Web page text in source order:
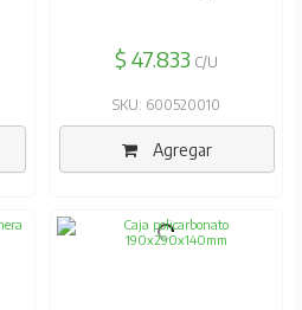
$ 47.833 C/U
SKU: 600520010
Agregar